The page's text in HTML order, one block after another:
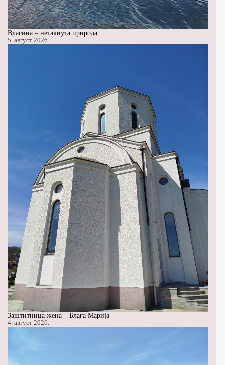
Власина – нетакнута природа
5. август 2026.
Заштитница жена – Блага Марија
4. август 2026.